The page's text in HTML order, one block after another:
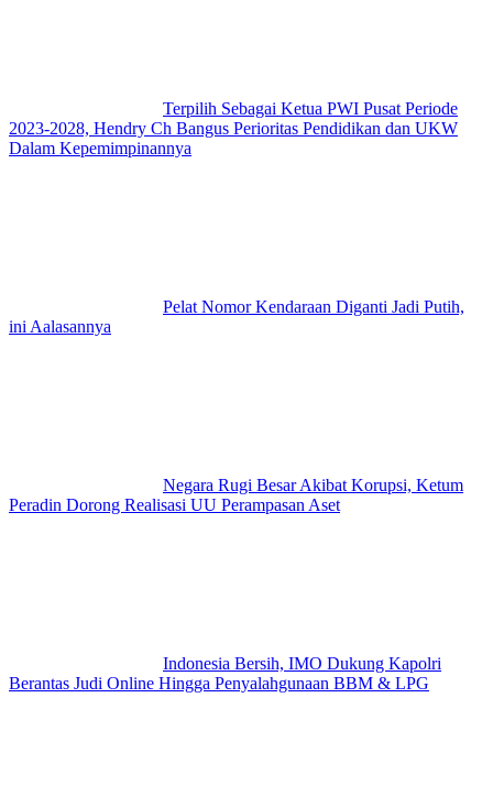
Terpilih Sebagai Ketua PWI Pusat Periode
2023-2028, Hendry Ch Bangus Perioritas Pendidikan dan UKW
Dalam Kepemimpinannya
Pelat Nomor Kendaraan Diganti Jadi Putih,
ini Aalasannya
Negara Rugi Besar Akibat Korupsi, Ketum
Peradin Dorong Realisasi UU Perampasan Aset
Indonesia Bersih, IMO Dukung Kapolri
Berantas Judi Online Hingga Penyalahgunaan BBM & LPG